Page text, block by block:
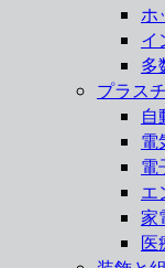
ホ
イ
多
プラス
自
電
電
エ
家
医